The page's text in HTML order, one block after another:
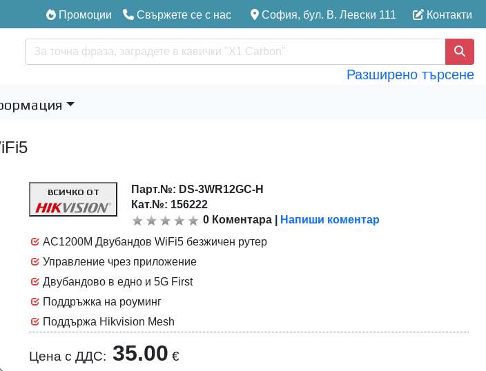
Промоции Свържете се с нас София, бул. В. Левски 111 Контакти
Разширено търсене
ВСИЧКО ОТ Парт.№: DS-3WR12GC-H
Кат.№: 156222
0 Коментара
Напиши коментар
AC1200M Двубандов WiFi5 безжичен рутер
Управление чрез приложение
Двубандово в едно и 5G First
Поддръжка на роуминг
Поддържа Hikvision Mesh
Цена с ДДС: 35.00 €